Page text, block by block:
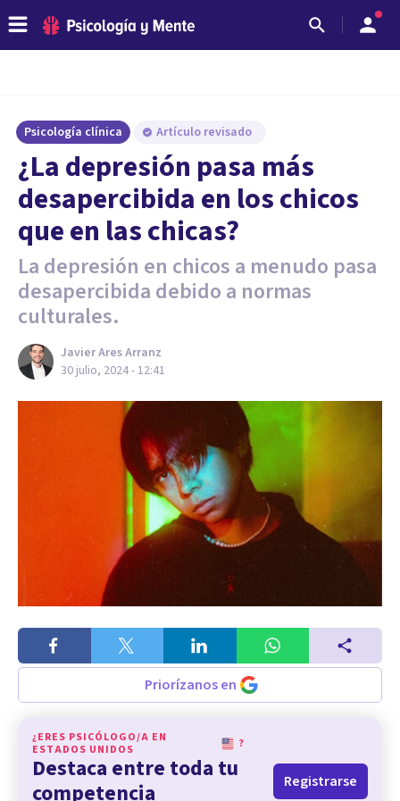
Psicología clínica Artículo revisado
¿La depresión pasa más
desapercibida en los chicos
que en las chicas?
La depresión en chicos a menudo pasa
desapercibida debido a normas
culturales.
Javier Ares Arranz
30 julio, 2024 - 12:41
Priorízanos en
¿ERES PSICÓLOGO/A EN
ESTADOS UNIDOS
?
Destaca entre toda tu
competencia
Registrarse